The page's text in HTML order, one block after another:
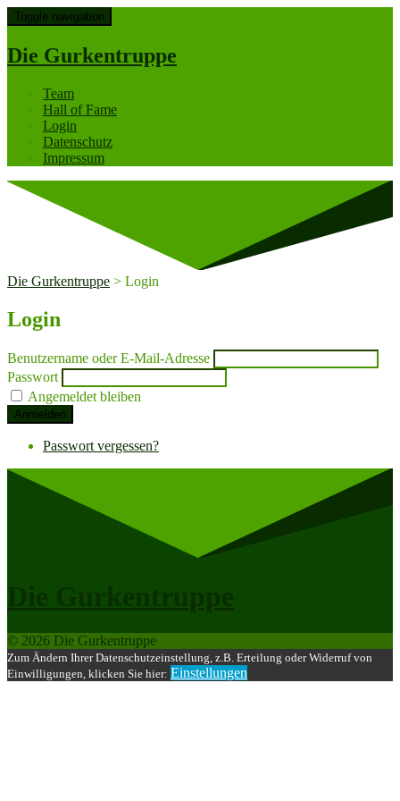
Toggle navigation
Die Gurkentruppe
Team
Hall of Fame
Login
Datenschutz
Impressum
Die Gurkentruppe > Login
Login
Benutzername oder E-Mail-Adresse
Passwort
Angemeldet bleiben
Anmelden
Passwort vergessen?
Die Gurkentruppe
© 2026 Die Gurkentruppe
Zum Ändern Ihrer Datenschutzeinstellung, z.B. Erteilung oder Widerruf von
Einwilligungen, klicken Sie hier: Einstellungen